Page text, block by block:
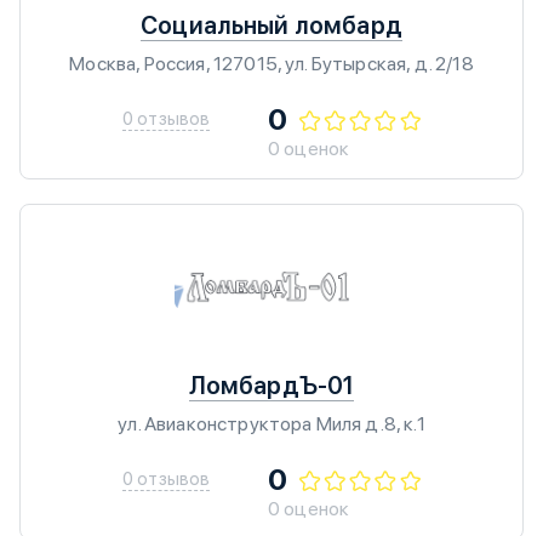
Социальный ломбард
Москва, Россия, 127015, ул. Бутырская, д. 2/18
0 отзывов 0
0 оценок
ЛомбардЪ-01
ул. Авиаконструктора Миля д.8, к.1
0 отзывов 0
0 оценок